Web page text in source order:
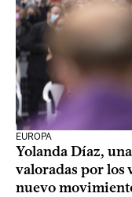
EUROPA
Yolanda Díaz,
valoradas por los
nuevo